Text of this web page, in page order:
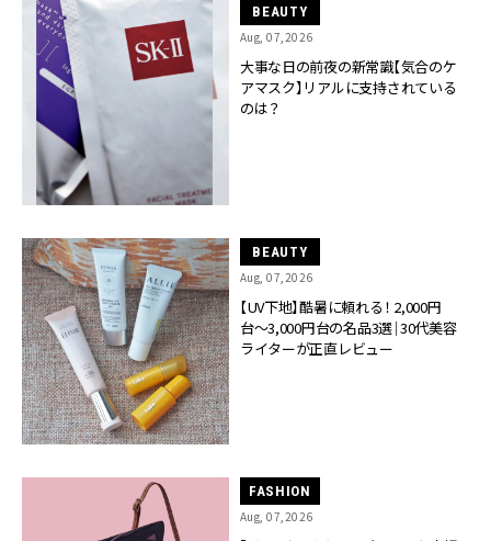
BEAUTY
Aug, 07,2026
大事な日の前夜の新常識【気合のケ
アマスク】リアルに支持されている
のは？
BEAUTY
Aug, 07,2026
【UV下地】酷暑に頼れる！ 2,000円
台〜3,000円台の名品3選｜30代美容
ライターが正直レビュー
FASHION
Aug, 07,2026